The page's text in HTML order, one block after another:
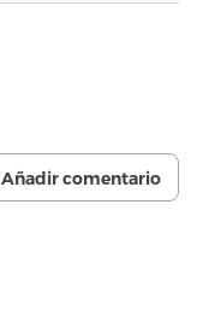
Añadir comentario